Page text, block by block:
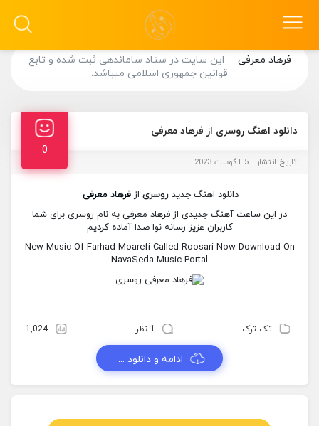
فرهاد معرفی
این سایت در ستاد ساماندهی ثبت شده و تابع
قوانین جمهوری اسلامی میباشد.
دانلود اهنگ روسری از فرهاد معرفی
0
تاریخ انتشار : 5 آگوست 2023
دانلود اهنگ جدیدروسری ازفرهاد معرفی
در این ساعت آهنگ جدیدی از فرهاد معرفی به نام روسری برای شما
کاربران عزیز رسانه نوا صدا آماده کردیم
New Music Of Farhad Moarefi Called Roosari Now Download On
NavaSeda Music Portal
تک ترک 1 نظر 1,024
ادامه و دانلود ...